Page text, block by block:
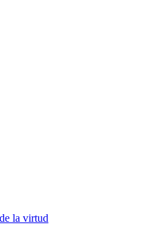
la virtud